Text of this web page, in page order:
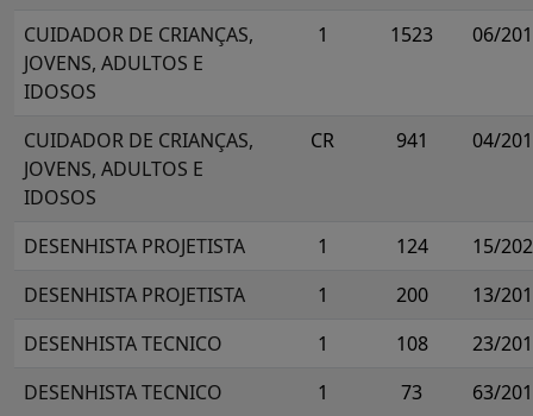
CUIDADOR DE CRIANÇAS,
JOVENS, ADULTOS E
IDOSOS
1 1523 06/
CUIDADOR DE CRIANÇAS,
JOVENS, ADULTOS E
IDOSOS
CR 941 04/
DESENHISTA PROJETISTA 1 124
15/
DESENHISTA PROJETISTA
1 200
13/
DESENHISTA TECNICO
1 108
23/
DESENHISTA TECNICO
1 73 63/